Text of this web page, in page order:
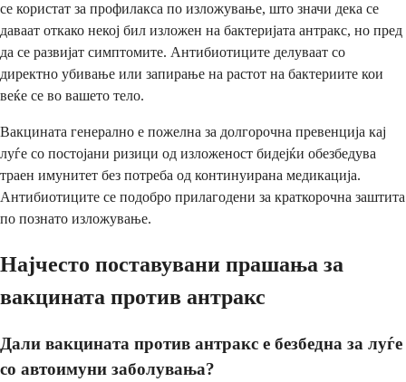
се користат за профилакса по изложување, што значи дека се
даваат откако некој бил изложен на бактеријата антракс, но пред
да се развијат симптомите. Антибиотиците делуваат со
директно убивање или запирање на растот на бактериите кои
веќе се во вашето тело.
Вакцината генерално е пожелна за долгорочна превенција кај
луѓе со постојани ризици од изложеност бидејќи обезбедува
траен имунитет без потреба од континуирана медикација.
Антибиотиците се подобро прилагодени за краткорочна заштита
по познато изложување.
Најчесто поставувани прашања за
вакцината против антракс
Дали вакцината против антракс е безбедна за луѓе
со автоимуни заболувања?